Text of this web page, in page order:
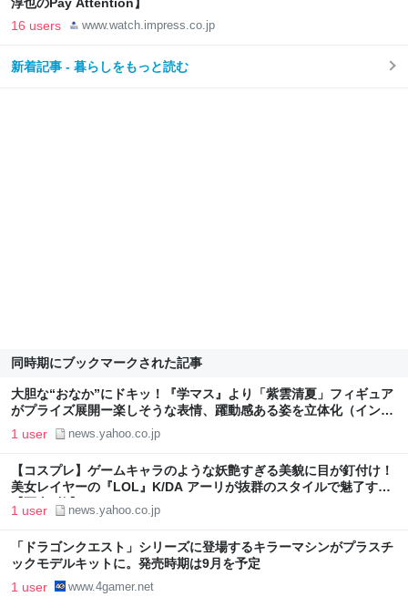
淳也のPay Attention】
16 users www.watch.impress.co.jp
新着記事 - 暮らしをもっと読む
同時期にブックマークされた記事
大胆な“おなか”にドキッ！『学マス』より「紫雲清夏」フィギュア
がプライズ展開ー楽しそうな表情、躍動感ある姿を立体化（インサ
イド） - Yahoo!ニュース
1 user news.yahoo.co.jp
【コスプレ】ゲームキャラのような妖艶すぎる美貌に目が釘付け！
美女レイヤーの『LOL』K/DA アーリが抜群のスタイルで魅了する
【写真9枚】（インサイド） - Yahoo!ニュース
1 user news.yahoo.co.jp
「ドラゴンクエスト」シリーズに登場するキラーマシンがプラスチ
ックモデルキットに。発売時期は9月を予定
1 user www.4gamer.net